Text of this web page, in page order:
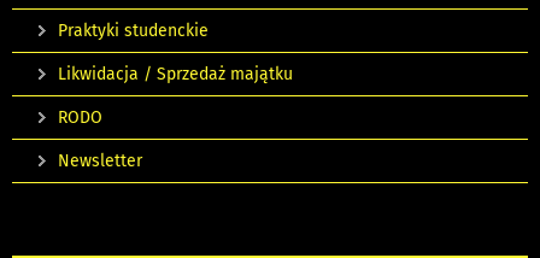
Praktyki studenckie
Likwidacja / Sprzedaż majątku
RODO
Newsletter